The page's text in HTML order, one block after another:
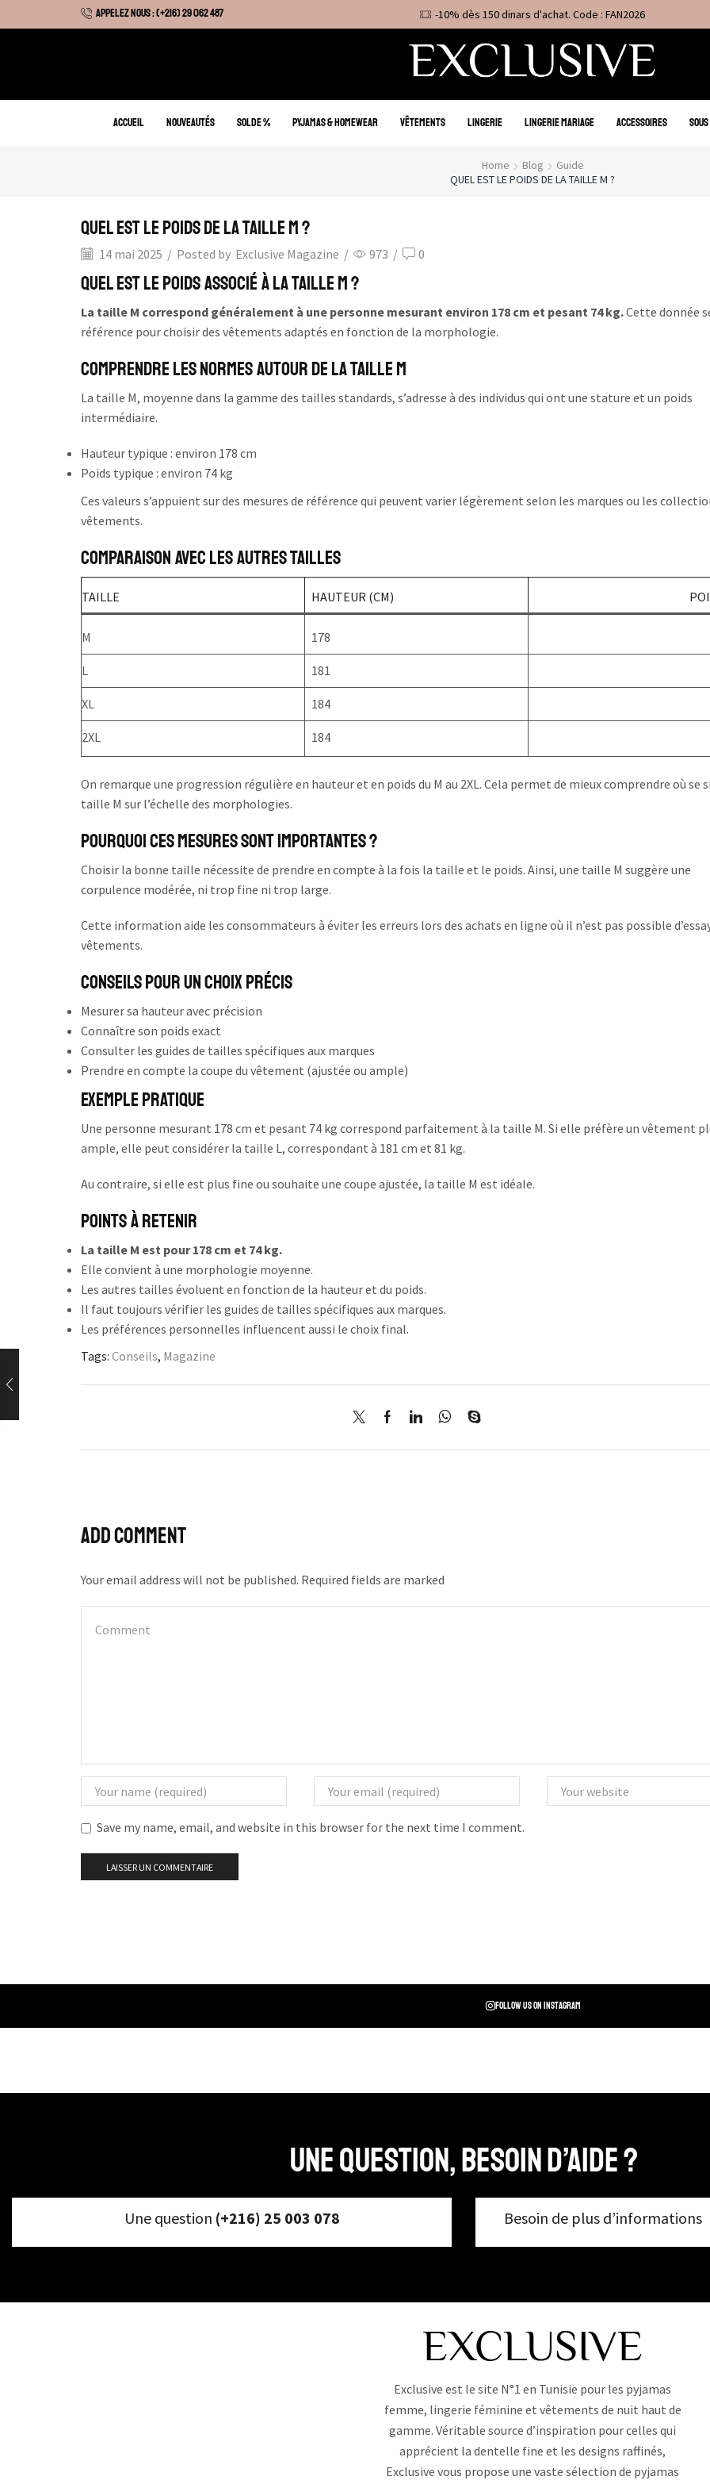
APPELEZ NOUS : (+216) 29 062 487
Hiver : Livraison gratuite sur tous nos articles -10% dès 150 dinars d'achat. Code : FAN2026
ACCUEIL NOUVEAUTÉS SOLDE % PYJAMAS & HOMEWEAR VÊTEMENTS LINGERIE LINGERIE MARIAGE ACCESSOIRES
Home Blog
Guide
QUEL EST LE POIDS DE LA TAILLE M ?
Quel est le poids de la taille M ?
14 mai 2025 / Posted by Exclusive Magazine / 973 / 0
Quel est le poids associé à la taille M ?
La taille M correspond généralement à une personne mesurant environ 178 cm et pesant 74 kg.Cette donnée
référence pour choisir des vêtements adaptés en fonction de la morphologie.
Comprendre les normes autour de la taille M
La taille M, moyenne dans la gamme des tailles standards, s’adresse à des individus qui ont une stature et un poids
intermédiaire.
Hauteur typique : environ 178 cm
Poids typique : environ 74 kg
Ces valeurs s’appuient sur des mesures de référence qui peuvent varier légèrement selon les marques ou les
vêtements.
Comparaison avec les autres tailles
TAILLE HAUTEUR (CM)
M 178
L 181
XL 184
2XL 184
On remarque une progression régulière en hauteur et en poids du M au 2XL. Cela permet de mieux comprendre où se
taille M sur l’échelle des morphologies.
Pourquoi ces mesures sont importantes ?
Choisir la bonne taille nécessite de prendre en compte à la fois la taille et le poids. Ainsi, une taille M suggère une
corpulence modérée, ni trop fine ni trop large.
Cette information aide les consommateurs à éviter les erreurs lors des achats en ligne où il n’est pas possible
vêtements.
Conseils pour un choix précis
Mesurer sa hauteur avec précision
Connaître son poids exact
Consulter les guides de tailles spécifiques aux marques
Prendre en compte la coupe du vêtement (ajustée ou ample)
Exemple pratique
Une personne mesurant 178 cm et pesant 74 kg correspond parfaitement à la taille M. Si elle préfère un vêtement
ample, elle peut considérer la taille L, correspondant à 181 cm et 81 kg.
Au contraire, si elle est plus fine ou souhaite une coupe ajustée, la taille M est idéale.
Points à retenir
La taille M est pour 178 cm et 74 kg.
Elle convient à une morphologie moyenne.
Les autres tailles évoluent en fonction de la hauteur et du poids.
Il faut toujours vérifier les guides de tailles spécifiques aux marques.
Les préférences personnelles influencent aussi le choix final.
Tags: Conseils, Magazine
Add comment
Your email address will not be published. Required fields are marked
Save my name, email, and website in this browser for the next time I comment.
Follow us on instagram
Une question, Besoin d’aide ?
Une question (+216) 25 003 078 Besoin de plus d’informations
Exclusive est le site N°1 en Tunisie pour les pyjamas
femme, lingerie féminine et vêtements de nuit haut de
gamme. Véritable source d’inspiration pour celles qui
apprécient la dentelle fine et les designs raffinés,
Exclusive vous propose une vaste sélection de pyjamas